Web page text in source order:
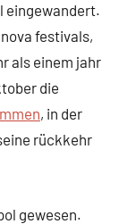
eingewandert.
festivals,
als einem jahr
die
, in der
rückkehr
gewesen.